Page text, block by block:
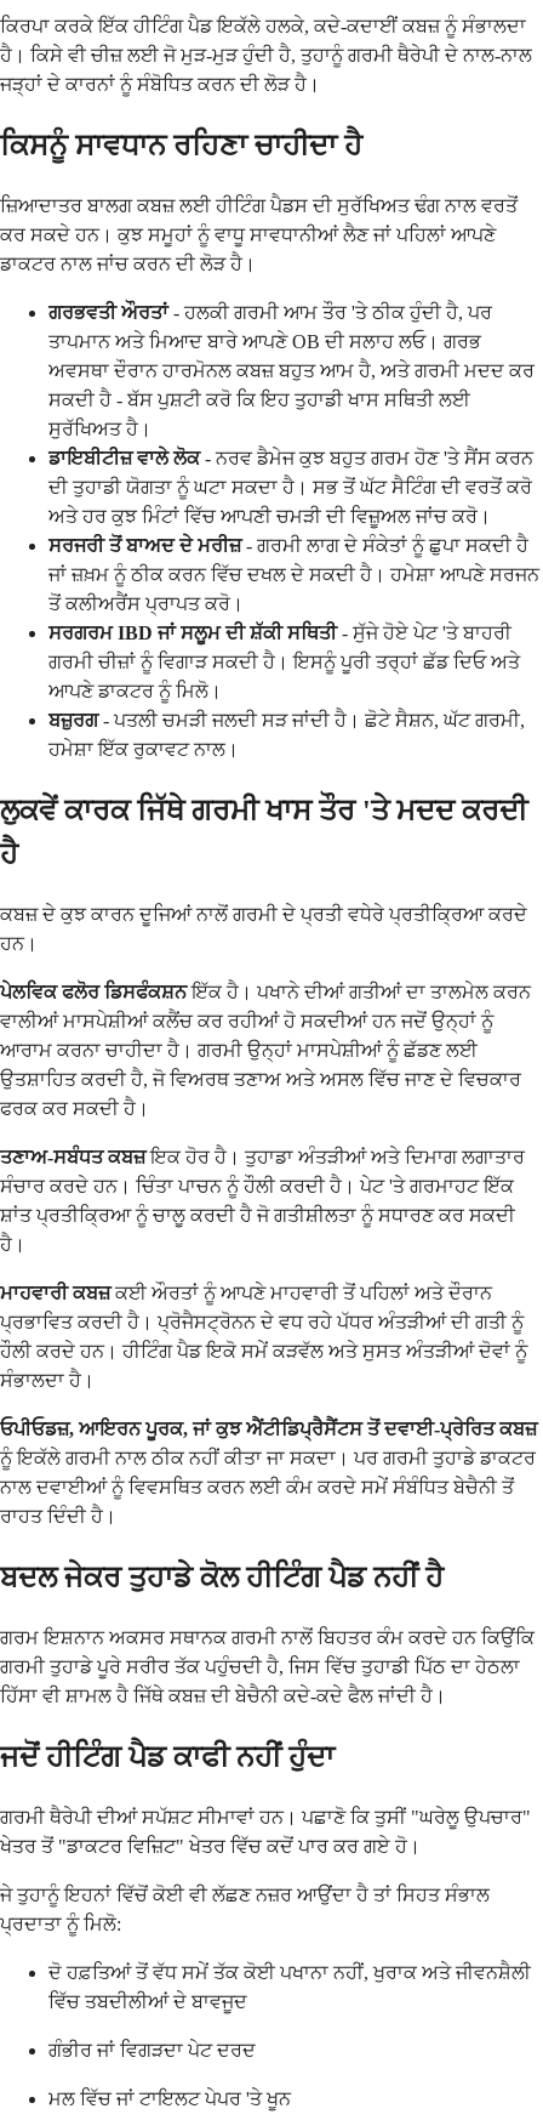
ਕਿਰਪਾ ਕਰਕੇ ਇੱਕ ਹੀਟਿੰਗ ਪੈਡ ਇਕੱਲੇ ਹਲਕੇ, ਕਦੇ-ਕਦਾਈਂ ਕਬਜ਼ ਨੂੰ ਸੰਭਾਲਦਾ
ਹੈ। ਕਿਸੇ ਵੀ ਚੀਜ਼ ਲਈ ਜੋ ਮੁੜ-ਮੁੜ ਹੁੰਦੀ ਹੈ, ਤੁਹਾਨੂੰ ਗਰਮੀ ਥੈਰੇਪੀ ਦੇ ਨਾਲ-ਨਾਲ
ਜੜ੍ਹਾਂ ਦੇ ਕਾਰਨਾਂ ਨੂੰ ਸੰਬੋਧਿਤ ਕਰਨ ਦੀ ਲੋੜ ਹੈ।
ਕਿਸਨੂੰ ਸਾਵਧਾਨ ਰਹਿਣਾ ਚਾਹੀਦਾ ਹੈ
ਜ਼ਿਆਦਾਤਰ ਬਾਲਗ ਕਬਜ਼ ਲਈ ਹੀਟਿੰਗ ਪੈਡਸ ਦੀ ਸੁਰੱਖਿਅਤ ਢੰਗ ਨਾਲ ਵਰਤੋਂ
ਕਰ ਸਕਦੇ ਹਨ। ਕੁਝ ਸਮੂਹਾਂ ਨੂੰ ਵਾਧੂ ਸਾਵਧਾਨੀਆਂ ਲੈਣ ਜਾਂ ਪਹਿਲਾਂ ਆਪਣੇ
ਡਾਕਟਰ ਨਾਲ ਜਾਂਚ ਕਰਨ ਦੀ ਲੋੜ ਹੈ।
ਗਰਭਵਤੀ ਔਰਤਾਂ- ਹਲਕੀ ਗਰਮੀ ਆਮ ਤੌਰ 'ਤੇ ਠੀਕ ਹੁੰਦੀ ਹੈ, ਪਰ
ਤਾਪਮਾਨ ਅਤੇ ਮਿਆਦ ਬਾਰੇ ਆਪਣੇ OB ਦੀ ਸਲਾਹ ਲਓ। ਗਰਭ
ਅਵਸਥਾ ਦੌਰਾਨ ਹਾਰਮੋਨਲ ਕਬਜ਼ ਬਹੁਤ ਆਮ ਹੈ, ਅਤੇ ਗਰਮੀ ਮਦਦ ਕਰ
ਸਕਦੀ ਹੈ - ਬੱਸ ਪੁਸ਼ਟੀ ਕਰੋ ਕਿ ਇਹ ਤੁਹਾਡੀ ਖਾਸ ਸਥਿਤੀ ਲਈ
ਸੁਰੱਖਿਅਤ ਹੈ।
ਡਾਇਬੀਟੀਜ਼ ਵਾਲੇ ਲੋਕ- ਨਰਵ ਡੈਮੇਜ ਕੁਝ ਬਹੁਤ ਗਰਮ ਹੋਣ 'ਤੇ ਸੈਂਸ ਕਰਨ
ਦੀ ਤੁਹਾਡੀ ਯੋਗਤਾ ਨੂੰ ਘਟਾ ਸਕਦਾ ਹੈ। ਸਭ ਤੋਂ ਘੱਟ ਸੈਟਿੰਗ ਦੀ ਵਰਤੋਂ ਕਰੋ
ਅਤੇ ਹਰ ਕੁਝ ਮਿੰਟਾਂ ਵਿੱਚ ਆਪਣੀ ਚਮੜੀ ਦੀ ਵਿਜ਼ੂਅਲ ਜਾਂਚ ਕਰੋ।
ਸਰਜਰੀ ਤੋਂ ਬਾਅਦ ਦੇ ਮਰੀਜ਼- ਗਰਮੀ ਲਾਗ ਦੇ ਸੰਕੇਤਾਂ ਨੂੰ ਛੁਪਾ ਸਕਦੀ ਹੈ
ਜਾਂ ਜ਼ਖ਼ਮ ਨੂੰ ਠੀਕ ਕਰਨ ਵਿੱਚ ਦਖਲ ਦੇ ਸਕਦੀ ਹੈ। ਹਮੇਸ਼ਾ ਆਪਣੇ ਸਰਜਨ
ਤੋਂ ਕਲੀਅਰੈਂਸ ਪ੍ਰਾਪਤ ਕਰੋ।
ਸਰਗਰਮ IBD ਜਾਂ ਸਲੂਮ ਦੀ ਸ਼ੱਕੀ ਸਥਿਤੀ- ਸੁੱਜੇ ਹੋਏ ਪੇਟ 'ਤੇ ਬਾਹਰੀ
ਗਰਮੀ ਚੀਜ਼ਾਂ ਨੂੰ ਵਿਗਾੜ ਸਕਦੀ ਹੈ। ਇਸਨੂੰ ਪੂਰੀ ਤਰ੍ਹਾਂ ਛੱਡ ਦਿਓ ਅਤੇ
ਆਪਣੇ ਡਾਕਟਰ ਨੂੰ ਮਿਲੋ।
ਬਜ਼ੁਰਗ- ਪਤਲੀ ਚਮੜੀ ਜਲਦੀ ਸੜ ਜਾਂਦੀ ਹੈ। ਛੋਟੇ ਸੈਸ਼ਨ, ਘੱਟ ਗਰਮੀ,
ਹਮੇਸ਼ਾ ਇੱਕ ਰੁਕਾਵਟ ਨਾਲ।
ਲੁਕਵੇਂ ਕਾਰਕ ਜਿੱਥੇ ਗਰਮੀ ਖਾਸ ਤੌਰ 'ਤੇ ਮਦਦ ਕਰਦੀ
ਹੈ
ਕਬਜ਼ ਦੇ ਕੁਝ ਕਾਰਨ ਦੂਜਿਆਂ ਨਾਲੋਂ ਗਰਮੀ ਦੇ ਪ੍ਰਤੀ ਵਧੇਰੇ ਪ੍ਰਤੀਕ੍ਰਿਆ ਕਰਦੇ
ਹਨ।
ਪੇਲਵਿਕ ਫਲੋਰ ਡਿਸਫੰਕਸ਼ਨਇੱਕ ਹੈ। ਪਖਾਨੇ ਦੀਆਂ ਗਤੀਆਂ ਦਾ ਤਾਲਮੇਲ ਕਰਨ
ਵਾਲੀਆਂ ਮਾਸਪੇਸ਼ੀਆਂ ਕਲੈਂਚ ਕਰ ਰਹੀਆਂ ਹੋ ਸਕਦੀਆਂ ਹਨ ਜਦੋਂ ਉਨ੍ਹਾਂ ਨੂੰ
ਆਰਾਮ ਕਰਨਾ ਚਾਹੀਦਾ ਹੈ। ਗਰਮੀ ਉਨ੍ਹਾਂ ਮਾਸਪੇਸ਼ੀਆਂ ਨੂੰ ਛੱਡਣ ਲਈ
ਉਤਸ਼ਾਹਿਤ ਕਰਦੀ ਹੈ, ਜੋ ਵਿਅਰਥ ਤਣਾਅ ਅਤੇ ਅਸਲ ਵਿੱਚ ਜਾਣ ਦੇ ਵਿਚਕਾਰ
ਫਰਕ ਕਰ ਸਕਦੀ ਹੈ।
ਤਣਾਅ-ਸਬੰਧਤ ਕਬਜ਼ਇਕ ਹੋਰ ਹੈ। ਤੁਹਾਡਾ ਅੰਤੜੀਆਂ ਅਤੇ ਦਿਮਾਗ ਲਗਾਤਾਰ
ਸੰਚਾਰ ਕਰਦੇ ਹਨ। ਚਿੰਤਾ ਪਾਚਨ ਨੂੰ ਹੌਲੀ ਕਰਦੀ ਹੈ। ਪੇਟ 'ਤੇ ਗਰਮਾਹਟ ਇੱਕ
ਸ਼ਾਂਤ ਪ੍ਰਤੀਕ੍ਰਿਆ ਨੂੰ ਚਾਲੂ ਕਰਦੀ ਹੈ ਜੋ ਗਤੀਸ਼ੀਲਤਾ ਨੂੰ ਸਧਾਰਣ ਕਰ ਸਕਦੀ
ਹੈ।
ਮਾਹਵਾਰੀ ਕਬਜ਼ਕਈ ਔਰਤਾਂ ਨੂੰ ਆਪਣੇ ਮਾਹਵਾਰੀ ਤੋਂ ਪਹਿਲਾਂ ਅਤੇ ਦੌਰਾਨ
ਪ੍ਰਭਾਵਿਤ ਕਰਦੀ ਹੈ। ਪ੍ਰੋਜੈਸਟ੍ਰੋਨਨ ਦੇ ਵਧ ਰਹੇ ਪੱਧਰ ਅੰਤੜੀਆਂ ਦੀ ਗਤੀ ਨੂੰ
ਹੌਲੀ ਕਰਦੇ ਹਨ। ਹੀਟਿੰਗ ਪੈਡ ਇਕੋ ਸਮੇਂ ਕੜਵੱਲ ਅਤੇ ਸੁਸਤ ਅੰਤੜੀਆਂ ਦੋਵਾਂ ਨੂੰ
ਸੰਭਾਲਦਾ ਹੈ।
ਓਪੀਓਡਜ਼, ਆਇਰਨ ਪੂਰਕ, ਜਾਂ ਕੁਝ ਐਂਟੀਡਿਪ੍ਰੈਸੈਂਟਸ ਤੋਂ ਦਵਾਈ-ਪ੍ਰੇਰਿਤ ਕਬਜ਼
ਨੂੰ ਇਕੱਲੇ ਗਰਮੀ ਨਾਲ ਠੀਕ ਨਹੀਂ ਕੀਤਾ ਜਾ ਸਕਦਾ। ਪਰ ਗਰਮੀ ਤੁਹਾਡੇ ਡਾਕਟਰ
ਨਾਲ ਦਵਾਈਆਂ ਨੂੰ ਵਿਵਸਥਿਤ ਕਰਨ ਲਈ ਕੰਮ ਕਰਦੇ ਸਮੇਂ ਸੰਬੰਧਿਤ ਬੇਚੈਨੀ ਤੋਂ
ਰਾਹਤ ਦਿੰਦੀ ਹੈ।
ਬਦਲ ਜੇਕਰ ਤੁਹਾਡੇ ਕੋਲ ਹੀਟਿੰਗ ਪੈਡ ਨਹੀਂ ਹੈ
ਗਰਮ ਇਸ਼ਨਾਨ ਅਕਸਰ ਸਥਾਨਕ ਗਰਮੀ ਨਾਲੋਂ ਬਿਹਤਰ ਕੰਮ ਕਰਦੇ ਹਨ ਕਿਉਂਕਿ
ਗਰਮੀ ਤੁਹਾਡੇ ਪੂਰੇ ਸਰੀਰ ਤੱਕ ਪਹੁੰਚਦੀ ਹੈ, ਜਿਸ ਵਿੱਚ ਤੁਹਾਡੀ ਪਿੱਠ ਦਾ ਹੇਠਲਾ
ਹਿੱਸਾ ਵੀ ਸ਼ਾਮਲ ਹੈ ਜਿੱਥੇ ਕਬਜ਼ ਦੀ ਬੇਚੈਨੀ ਕਦੇ-ਕਦੇ ਫੈਲ ਜਾਂਦੀ ਹੈ।
ਜਦੋਂ ਹੀਟਿੰਗ ਪੈਡ ਕਾਫੀ ਨਹੀਂ ਹੁੰਦਾ
ਗਰਮੀ ਥੈਰੇਪੀ ਦੀਆਂ ਸਪੱਸ਼ਟ ਸੀਮਾਵਾਂ ਹਨ। ਪਛਾਣੋ ਕਿ ਤੁਸੀਂ "ਘਰੇਲੂ ਉਪਚਾਰ"
ਖੇਤਰ ਤੋਂ "ਡਾਕਟਰ ਵਿਜ਼ਿਟ" ਖੇਤਰ ਵਿੱਚ ਕਦੋਂ ਪਾਰ ਕਰ ਗਏ ਹੋ।
ਜੇ ਤੁਹਾਨੂੰ ਇਹਨਾਂ ਵਿੱਚੋਂ ਕੋਈ ਵੀ ਲੱਛਣ ਨਜ਼ਰ ਆਉਂਦਾ ਹੈ ਤਾਂ ਸਿਹਤ ਸੰਭਾਲ
ਪ੍ਰਦਾਤਾ ਨੂੰ ਮਿਲੋ:
ਦੋ ਹਫ਼ਤਿਆਂ ਤੋਂ ਵੱਧ ਸਮੇਂ ਤੱਕ ਕੋਈ ਪਖਾਨਾ ਨਹੀਂ, ਖੁਰਾਕ ਅਤੇ ਜੀਵਨਸ਼ੈਲੀ
ਵਿੱਚ ਤਬਦੀਲੀਆਂ ਦੇ ਬਾਵਜੂਦ
ਗੰਭੀਰ ਜਾਂ ਵਿਗੜਦਾ ਪੇਟ ਦਰਦ
ਮਲ ਵਿੱਚ ਜਾਂ ਟਾਇਲਟ ਪੇਪਰ 'ਤੇ ਖੂਨ